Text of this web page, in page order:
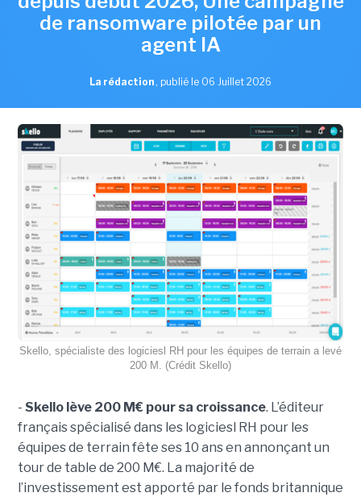
de ransomware pilotée par un
agent IA
La rédaction , publié le 06 Juillet 2026
Skello, spécialiste des logiciesl RH pour les équipes de terrain a levé
200 M. (Crédit Skello)
- Skello lève 200 M€ pour sa croissance. L’éditeur
français spécialisé dans les logiciesl RH pour les
équipes de terrain fête ses 10 ans en annonçant un
tour de table de 200 M€. La majorité de
l’investissement est apporté par le fonds britannique